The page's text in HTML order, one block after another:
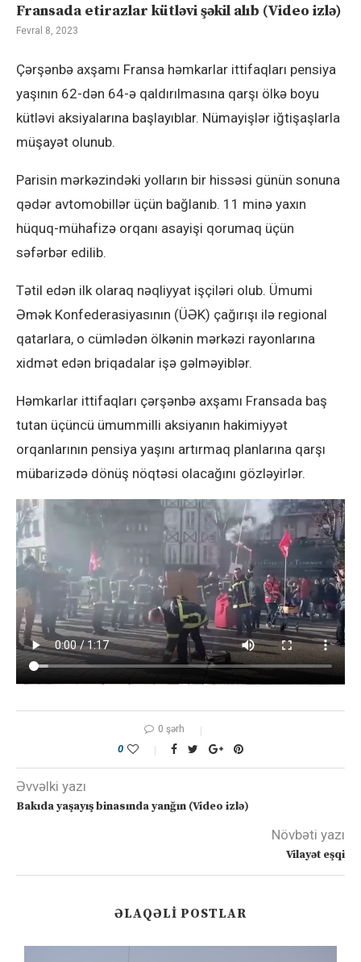
Fransada etirazlar kütləvi şəkil alıb (Video izlə)
Fevral 8, 2023
Çərşənbə axşamı Fransa həmkarlar ittifaqları pensiya
yaşının 62-dən 64-ə qaldırılmasına qarşı ölkə boyu
kütləvi aksiyalarına başlayıblar. Nümayişlər iğtişaşlarla
müşayət olunub.
Parisin mərkəzindəki yolların bir hissəsi günün sonuna
qədər avtomobillər üçün bağlanıb. 11 minə yaxın
hüquq-mühafizə orqanı asayişi qorumaq üçün
səfərbər edilib.
Tətil edən ilk olaraq nəqliyyat işçiləri olub. Ümumi
Əmək Konfederasiyasının (ÜƏK) çağırışı ilə regional
qatarlara, o cümlədən ölkənin mərkəzi rayonlarına
xidmət edən briqadalar işə gəlməyiblər.
Həmkarlar ittifaqları çərşənbə axşamı Fransada baş
tutan üçüncü ümummilli aksiyanın hakimiyyət
orqanlarının pensiya yaşını artırmaq planlarına qarşı
mübarizədə dönüş nöqtəsi olacağını gözləyirlər.
0 şərh
0
Əvvəlki yazı
Bakıda yaşayış binasında yanğın (Video izlə)
Növbəti yazı
Vilayət eşqi
ƏLAQƏLI POSTLAR